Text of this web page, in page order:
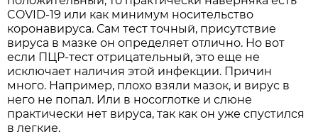
COVID-19 или как минимум носительство
коронавируса. Сам тест точный, присутствие
вируса в мазке он определяет отлично. Но вот
если ПЦР-тест отрицательный, это еще не
исключает наличия этой инфекции. Причин
много. Например, плохо взяли мазок, и вирус в
него не попал. Или в носоглотке и слюне
практически нет вируса, так как он уже спустился
в легкие.